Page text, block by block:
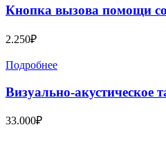
Кнопка вызова помощи
2.250₽
Подробнее
Визуально-акустическое
33.000₽